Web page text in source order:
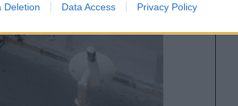
Deletion Data Access Privacy Policy